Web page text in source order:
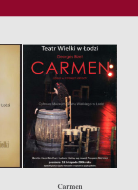
Carmen